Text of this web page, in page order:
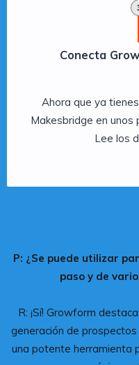
Conecta
Ahora que ya
Makesbridge en unos
Lee los
P: ¿Se puede utilizar
paso y de
R: ¡Sí! Growform
generación de
una potente herramienta